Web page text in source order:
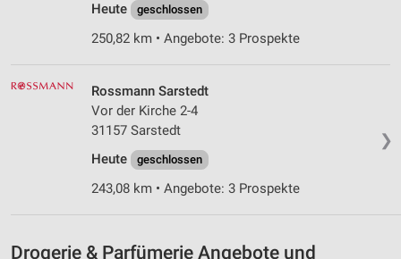
Heute
geschlossen
250,82 km • Angebote: 3 Prospekte
❯
Rossmann Sarstedt
Vor der Kirche 2-4
31157 Sarstedt
Heute
geschlossen
243,08 km • Angebote: 3 Prospekte
Drogerie & Parfümerie Angebote und
Erstellung von Profilen für personalisierte
personalisierter Werbung
Erstellung von Profilen zur Personalisierung
von Inhalten
Verwendung von Profilen zur Auswahl
personalisierter Inhalte
Messung der Performance von Inhalten